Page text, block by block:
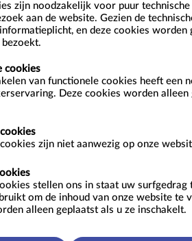
bezoek met audiogids? Maak dan
zijn noodzakelijk voor puur
aan de website. Gezien de
en deze cookies worden
cookies
van functionele cookies heeft een
Deze cookies worden alleen
zijn niet aanwezig op onze
stellen ons in staat uw surfgedrag
om de inhoud van onze website te
alleen geplaatst als u ze inschakelt.